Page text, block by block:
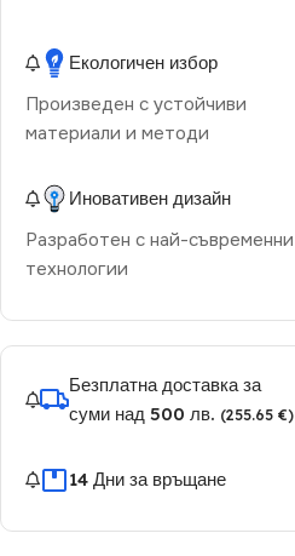
Екологичен избор
Произведен с устойчиви
материали и методи
Иновативен дизайн
Разработен с най-съвременни
технологии
Безплатна доставка за
суми над 500 лв. (255.65 €)
14 Дни за връщане